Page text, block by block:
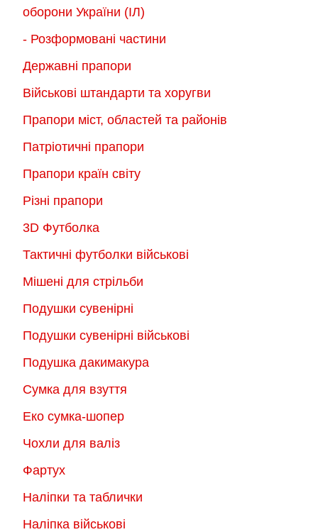
оборони України (ІЛ)
- Розформовані частини
Державні прапори
Військові штандарти та хоругви
Прапори міст, областей та районів
Патріотичні прапори
Прапори країн світу
Різні прапори
3D Футболка
Тактичні футболки військові
Мішені для стрільби
Подушки сувенірні
Подушки сувенірні військові
Подушка дакимакура
Сумка для взуття
Еко сумка-шопер
Чохли для валіз
Фартух
Наліпки та таблички
Наліпка військові